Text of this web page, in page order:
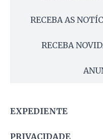
RECEBA AS
RECEBA
EXPEDIENTE
PRIVACIDADE